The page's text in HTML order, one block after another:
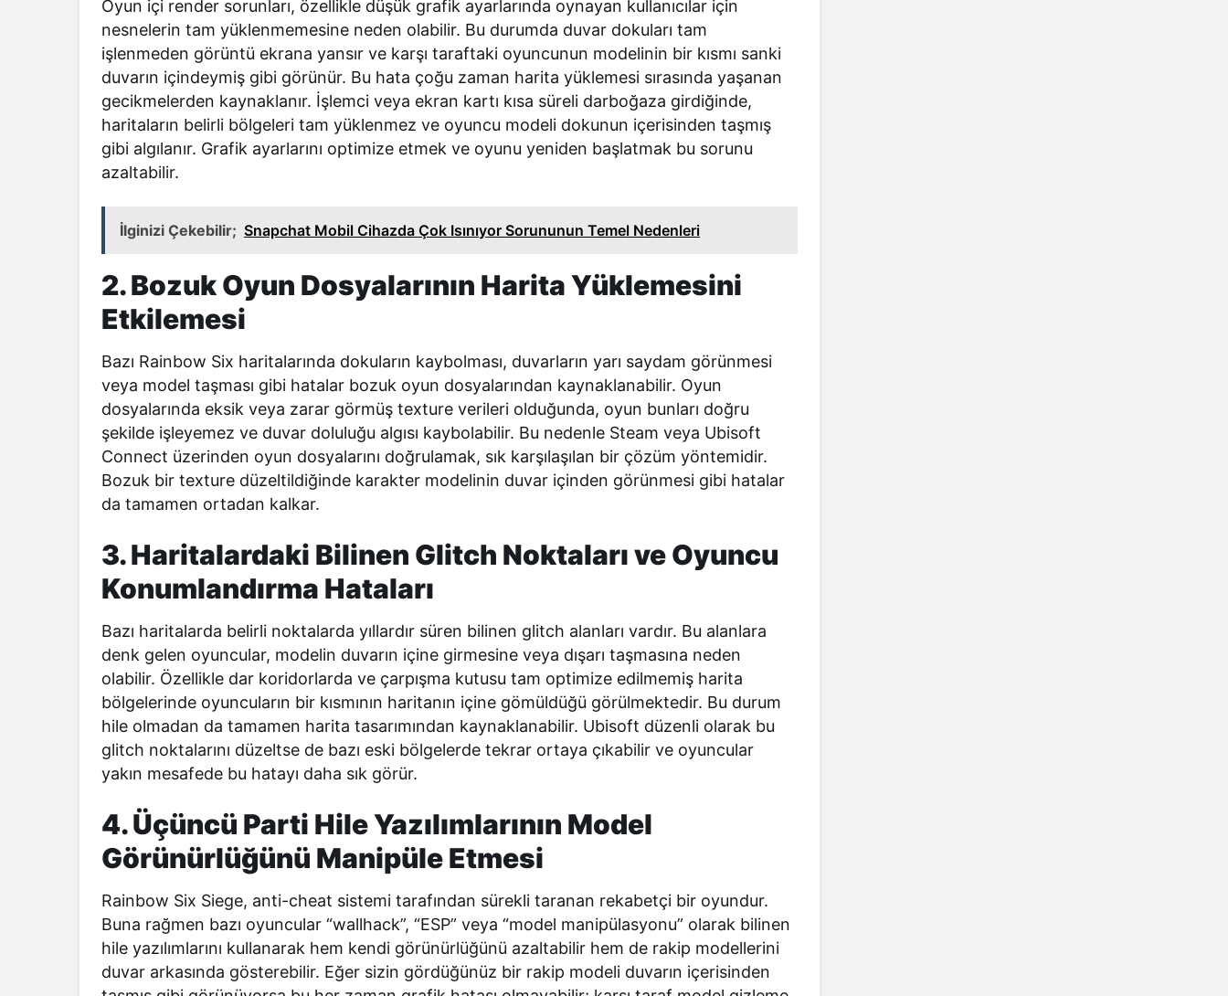
Oyun içi render sorunları, özellikle düşük grafik ayarlarında oynayan kullanıcılar için
nesnelerin tam yüklenmemesine neden olabilir. Bu durumda duvar dokuları tam
işlenmeden görüntü ekrana yansır ve karşı taraftaki oyuncunun modelinin bir kısmı sanki
duvarın içindeymiş gibi görünür. Bu hata çoğu zaman harita yüklemesi sırasında yaşanan
gecikmelerden kaynaklanır. İşlemci veya ekran kartı kısa süreli darboğaza girdiğinde,
haritaların belirli bölgeleri tam yüklenmez ve oyuncu modeli dokunun içerisinden taşmış
gibi algılanır. Grafik ayarlarını optimize etmek ve oyunu yeniden başlatmak bu sorunu
azaltabilir.
İlginizi Çekebilir; Snapchat Mobil Cihazda Çok Isınıyor Sorununun Temel Nedenleri
2. Bozuk Oyun Dosyalarının Harita Yüklemesini
Etkilemesi
Bazı Rainbow Six haritalarında dokuların kaybolması, duvarların yarı saydam görünmesi
veya model taşması gibi hatalar bozuk oyun dosyalarından kaynaklanabilir. Oyun
dosyalarında eksik veya zarar görmüş texture verileri olduğunda, oyun bunları doğru
şekilde işleyemez ve duvar doluluğu algısı kaybolabilir. Bu nedenle Steam veya Ubisoft
Connect üzerinden oyun dosyalarını doğrulamak, sık karşılaşılan bir çözüm yöntemidir.
Bozuk bir texture düzeltildiğinde karakter modelinin duvar içinden görünmesi gibi hatalar
da tamamen ortadan kalkar.
3. Haritalardaki Bilinen Glitch Noktaları ve Oyuncu
Konumlandırma Hataları
Bazı haritalarda belirli noktalarda yıllardır süren bilinen glitch alanları vardır. Bu alanlara
denk gelen oyuncular, modelin duvarın içine girmesine veya dışarı taşmasına neden
olabilir. Özellikle dar koridorlarda ve çarpışma kutusu tam optimize edilmemiş harita
bölgelerinde oyuncuların bir kısmının haritanın içine gömüldüğü görülmektedir. Bu durum
hile olmadan da tamamen harita tasarımından kaynaklanabilir. Ubisoft düzenli olarak bu
glitch noktalarını düzeltse de bazı eski bölgelerde tekrar ortaya çıkabilir ve oyuncular
yakın mesafede bu hatayı daha sık görür.
4. Üçüncü Parti Hile Yazılımlarının Model
Görünürlüğünü Manipüle Etmesi
Rainbow Six Siege, anti-cheat sistemi tarafından sürekli taranan rekabetçi bir oyundur.
Buna rağmen bazı oyuncular “wallhack”, “ESP” veya “model manipülasyonu” olarak bilinen
hile yazılımlarını kullanarak hem kendi görünürlüğünü azaltabilir hem de rakip modellerini
duvar arkasında gösterebilir. Eğer sizin gördüğünüz bir rakip modeli duvarın içerisinden